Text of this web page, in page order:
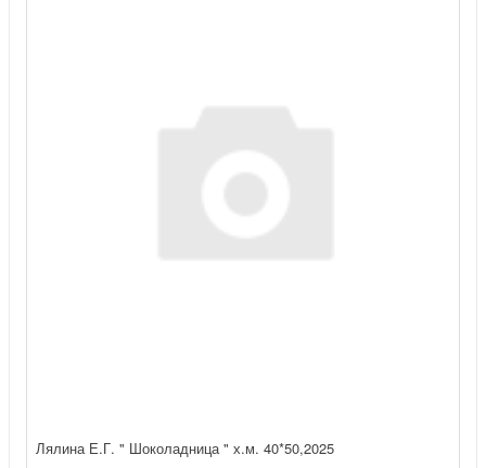
Лялина Е.Г. " Шоколадница " х.м. 40*50,2025